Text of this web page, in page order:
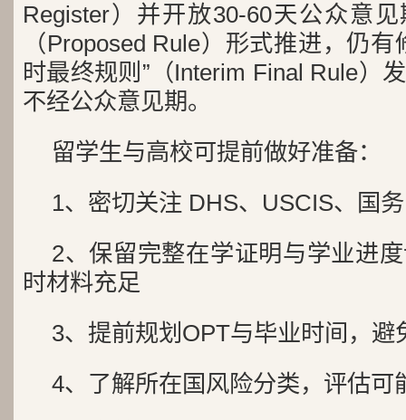
Register）并开放30-60天公众意
（Proposed Rule）形式推进，仍
时最终规则”（Interim Final Rule）
不经公众意见期。
留学生与高校可提前做好准备：
1、密切关注 DHS、USCIS、国
2、保留完整在学证明与学业进
时材料充足
3、提前规划OPT与毕业时间，避
4、了解所在国风险分类，评估可